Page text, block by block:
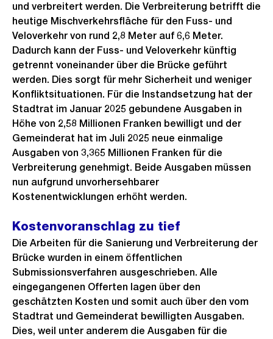
und verbreitert werden. Die Verbreiterung betrifft die
heutige Mischverkehrsfläche für den Fuss- und
Veloverkehr von rund 2,8 Meter auf 6,6 Meter.
Dadurch kann der Fuss- und Veloverkehr künftig
getrennt voneinander über die Brücke geführt
werden. Dies sorgt für mehr Sicherheit und weniger
Konfliktsituationen. Für die Instandsetzung hat der
Stadtrat im Januar 2025 gebundene Ausgaben in
Höhe von 2,58 Millionen Franken bewilligt und der
Gemeinderat hat im Juli 2025 neue einmalige
Ausgaben von 3,365 Millionen Franken für die
Verbreiterung genehmigt. Beide Ausgaben müssen
nun aufgrund unvorhersehbarer
Kostenentwicklungen erhöht werden.
Kostenvoranschlag zu tief
Die Arbeiten für die Sanierung und Verbreiterung der
Brücke wurden in einem öffentlichen
Submissionsverfahren ausgeschrieben. Alle
eingegangenen Offerten lagen über den
geschätzten Kosten und somit auch über den vom
Stadtrat und Gemeinderat bewilligten Ausgaben.
Dies, weil unter anderem die Ausgaben für die